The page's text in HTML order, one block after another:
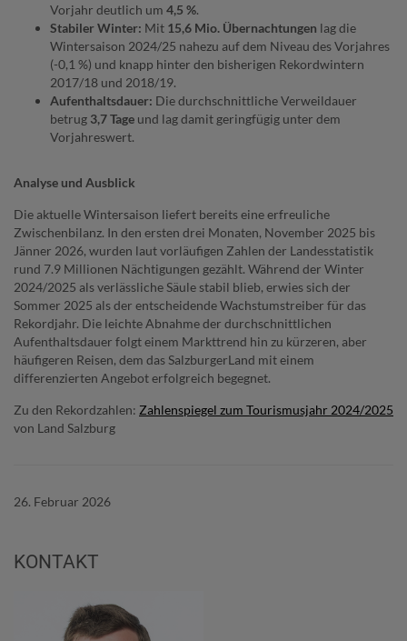
Vorjahr deutlich um 4,5 %.
Stabiler Winter: Mit 15,6 Mio. Übernachtungen lag die
Wintersaison 2024/25 nahezu auf dem Niveau des Vorjahres
(-0,1 %) und knapp hinter den bisherigen Rekordwintern
2017/18 und 2018/19.
Aufenthaltsdauer: Die durchschnittliche Verweildauer
betrug 3,7 Tage und lag damit geringfügig unter dem
Vorjahreswert.
Analyse und Ausblick
Die aktuelle Wintersaison liefert bereits eine erfreuliche
Zwischenbilanz. In den ersten drei Monaten, November 2025 bis
Jänner 2026, wurden laut vorläufigen Zahlen der Landesstatistik
rund 7.9 Millionen Nächtigungen gezählt. Während der Winter
2024/2025 als verlässliche Säule stabil blieb, erwies sich der
Sommer 2025 als der entscheidende Wachstumstreiber für das
Rekordjahr. Die leichte Abnahme der durchschnittlichen
Aufenthaltsdauer folgt einem Markttrend hin zu kürzeren, aber
häufigeren Reisen, dem das SalzburgerLand mit einem
differenzierten Angebot erfolgreich begegnet.
Zu den Rekordzahlen: Zahlenspiegel zum Tourismusjahr 2024/2025
von Land Salzburg
26. Februar 2026
KONTAKT